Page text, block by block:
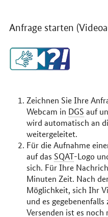
Anfrage starten
Zeichnen Sie Ihre
Webcam in DGS auf
wird automatisch an
weitergeleitet.
Für die Aufnahme
auf das SQAT-Logo
sich. Für Ihre
Minuten Zeit. Nach
Möglichkeit, sich Ihr
und es
Versenden ist es noch